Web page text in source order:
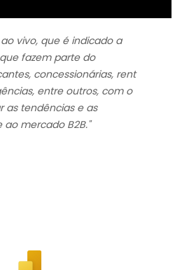
vivo, que é indicado a
fazem parte do
concessionárias, rent
entre outros, com o
as tendências e as
mercado B2B."